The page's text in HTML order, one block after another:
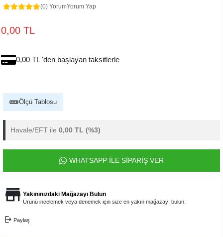
(0) YorumYorum Yap
0,00 TL
0,00 TL 'den başlayan taksitlerle
Ölçü Tablosu
Havale/EFT ile 0,00 TL (%3)
WHATSAPP İLE SİPARİŞ VER
Yakınınızdaki Mağazayı Bulun
Ürünü incelemek veya denemek için size en yakın mağazayı bulun.
Paylaş